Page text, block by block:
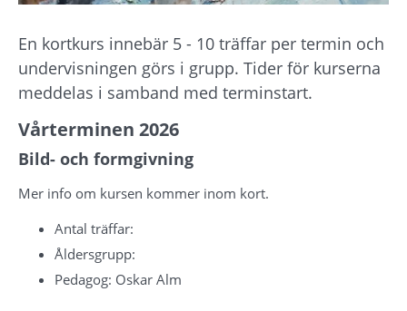
En kortkurs innebär 5 - 10 träffar per termin och
undervisningen görs i grupp. Tider för kurserna
meddelas i samband med terminstart.
Vårterminen 2026
Bild- och formgivning
Mer info om kursen kommer inom kort.
Antal träffar:
Åldersgrupp:
Pedagog: Oskar Alm